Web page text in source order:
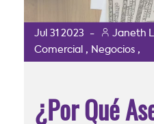
Jul 31 2023 -
Janeth
Comercial
, Negocios ,
¿Por Qué